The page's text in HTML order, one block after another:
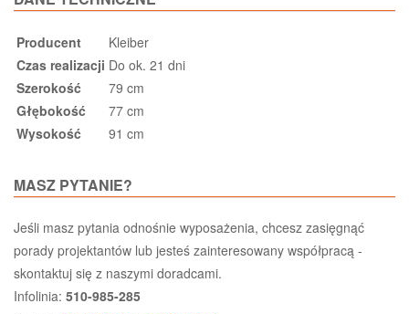
Producent
Kleiber
Czas realizacji Do ok. 21 dni
Szerokość
79 cm
Głębokość
77 cm
Wysokość
91 cm
MASZ PYTANIE?
Jeśli masz pytania odnośnie wyposażenia, chcesz zasięgnąć
porady projektantów lub jesteś zainteresowany współpracą -
skontaktuj się z naszymi doradcami.
Infolinia: 510-985-285